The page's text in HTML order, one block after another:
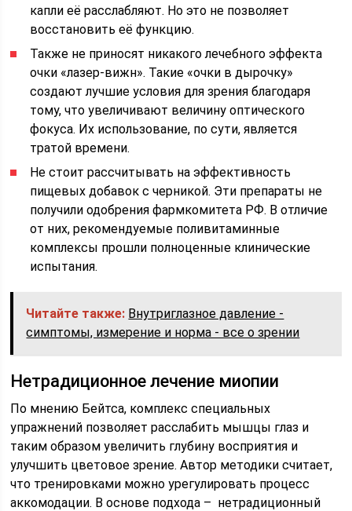
капли её расслабляют. Но это не позволяет
восстановить её функцию.
Также не приносят никакого лечебного эффекта
очки «лазер-вижн». Такие «очки в дырочку»
создают лучшие условия для зрения благодаря
тому, что увеличивают величину оптического
фокуса. Их использование, по сути, является
тратой времени.
Не стоит рассчитывать на эффективность
пищевых добавок с черникой. Эти препараты не
получили одобрения фармкомитета РФ. В отличие
от них, рекомендуемые поливитаминные
комплексы прошли полноценные клинические
испытания.
Читайте также: Внутриглазное давление -
симптомы, измерение и норма - все о зрении
Нетрадиционное лечение миопии
По мнению Бейтса, комплекс специальных
упражнений позволяет расслабить мышцы глаз и
таким образом увеличить глубину восприятия и
улучшить цветовое зрение. Автор методики считает,
что тренировками можно урегулировать процесс
аккомодации. В основе подхода – нетрадиционный